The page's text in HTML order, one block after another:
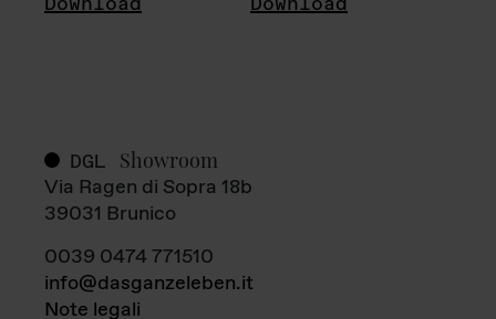
DGL Showroom
Via Ragen di Sopra 18b
39031 Brunico
0039 0474 771510
info@dasganzeleben.it
Note legali